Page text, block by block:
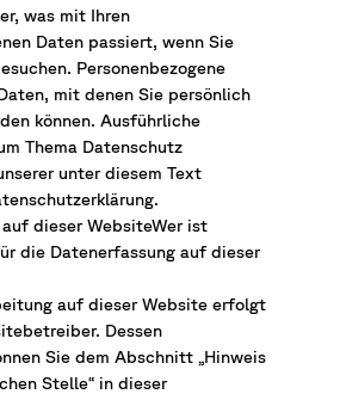
was mit Ihren
Daten passiert, wenn Sie
Personenbezogene
mit denen Sie persönlich
können. Ausführliche
Thema Datenschutz
unter diesem Text
dieser WebsiteWer ist
die Datenerfassung auf dieser
auf dieser Website erfolgt
Dessen
Sie dem Abschnitt „Hinweis
Stelle“ in dieser